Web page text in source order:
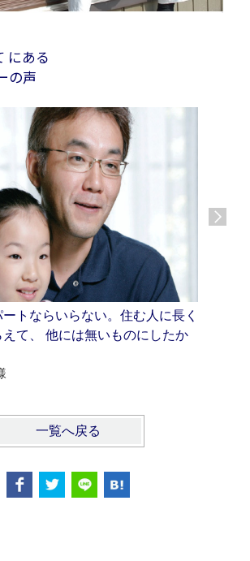
にある
の声
トならいらない。住む人に長く
て、 他には無いものにしたか
一覧へ戻る